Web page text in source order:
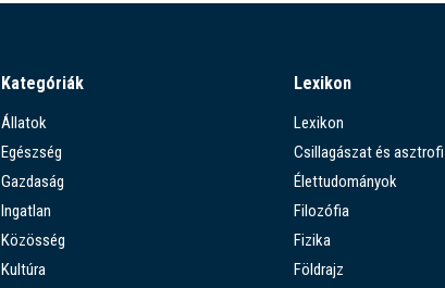
Kategóriák
Állatok
Egészség
Gazdaság
Ingatlan
Közösség
Kultúra
Lexikon
Lexikon
Csillagászat és
Élettudományok
Filozófia
Fizika
Földrajz